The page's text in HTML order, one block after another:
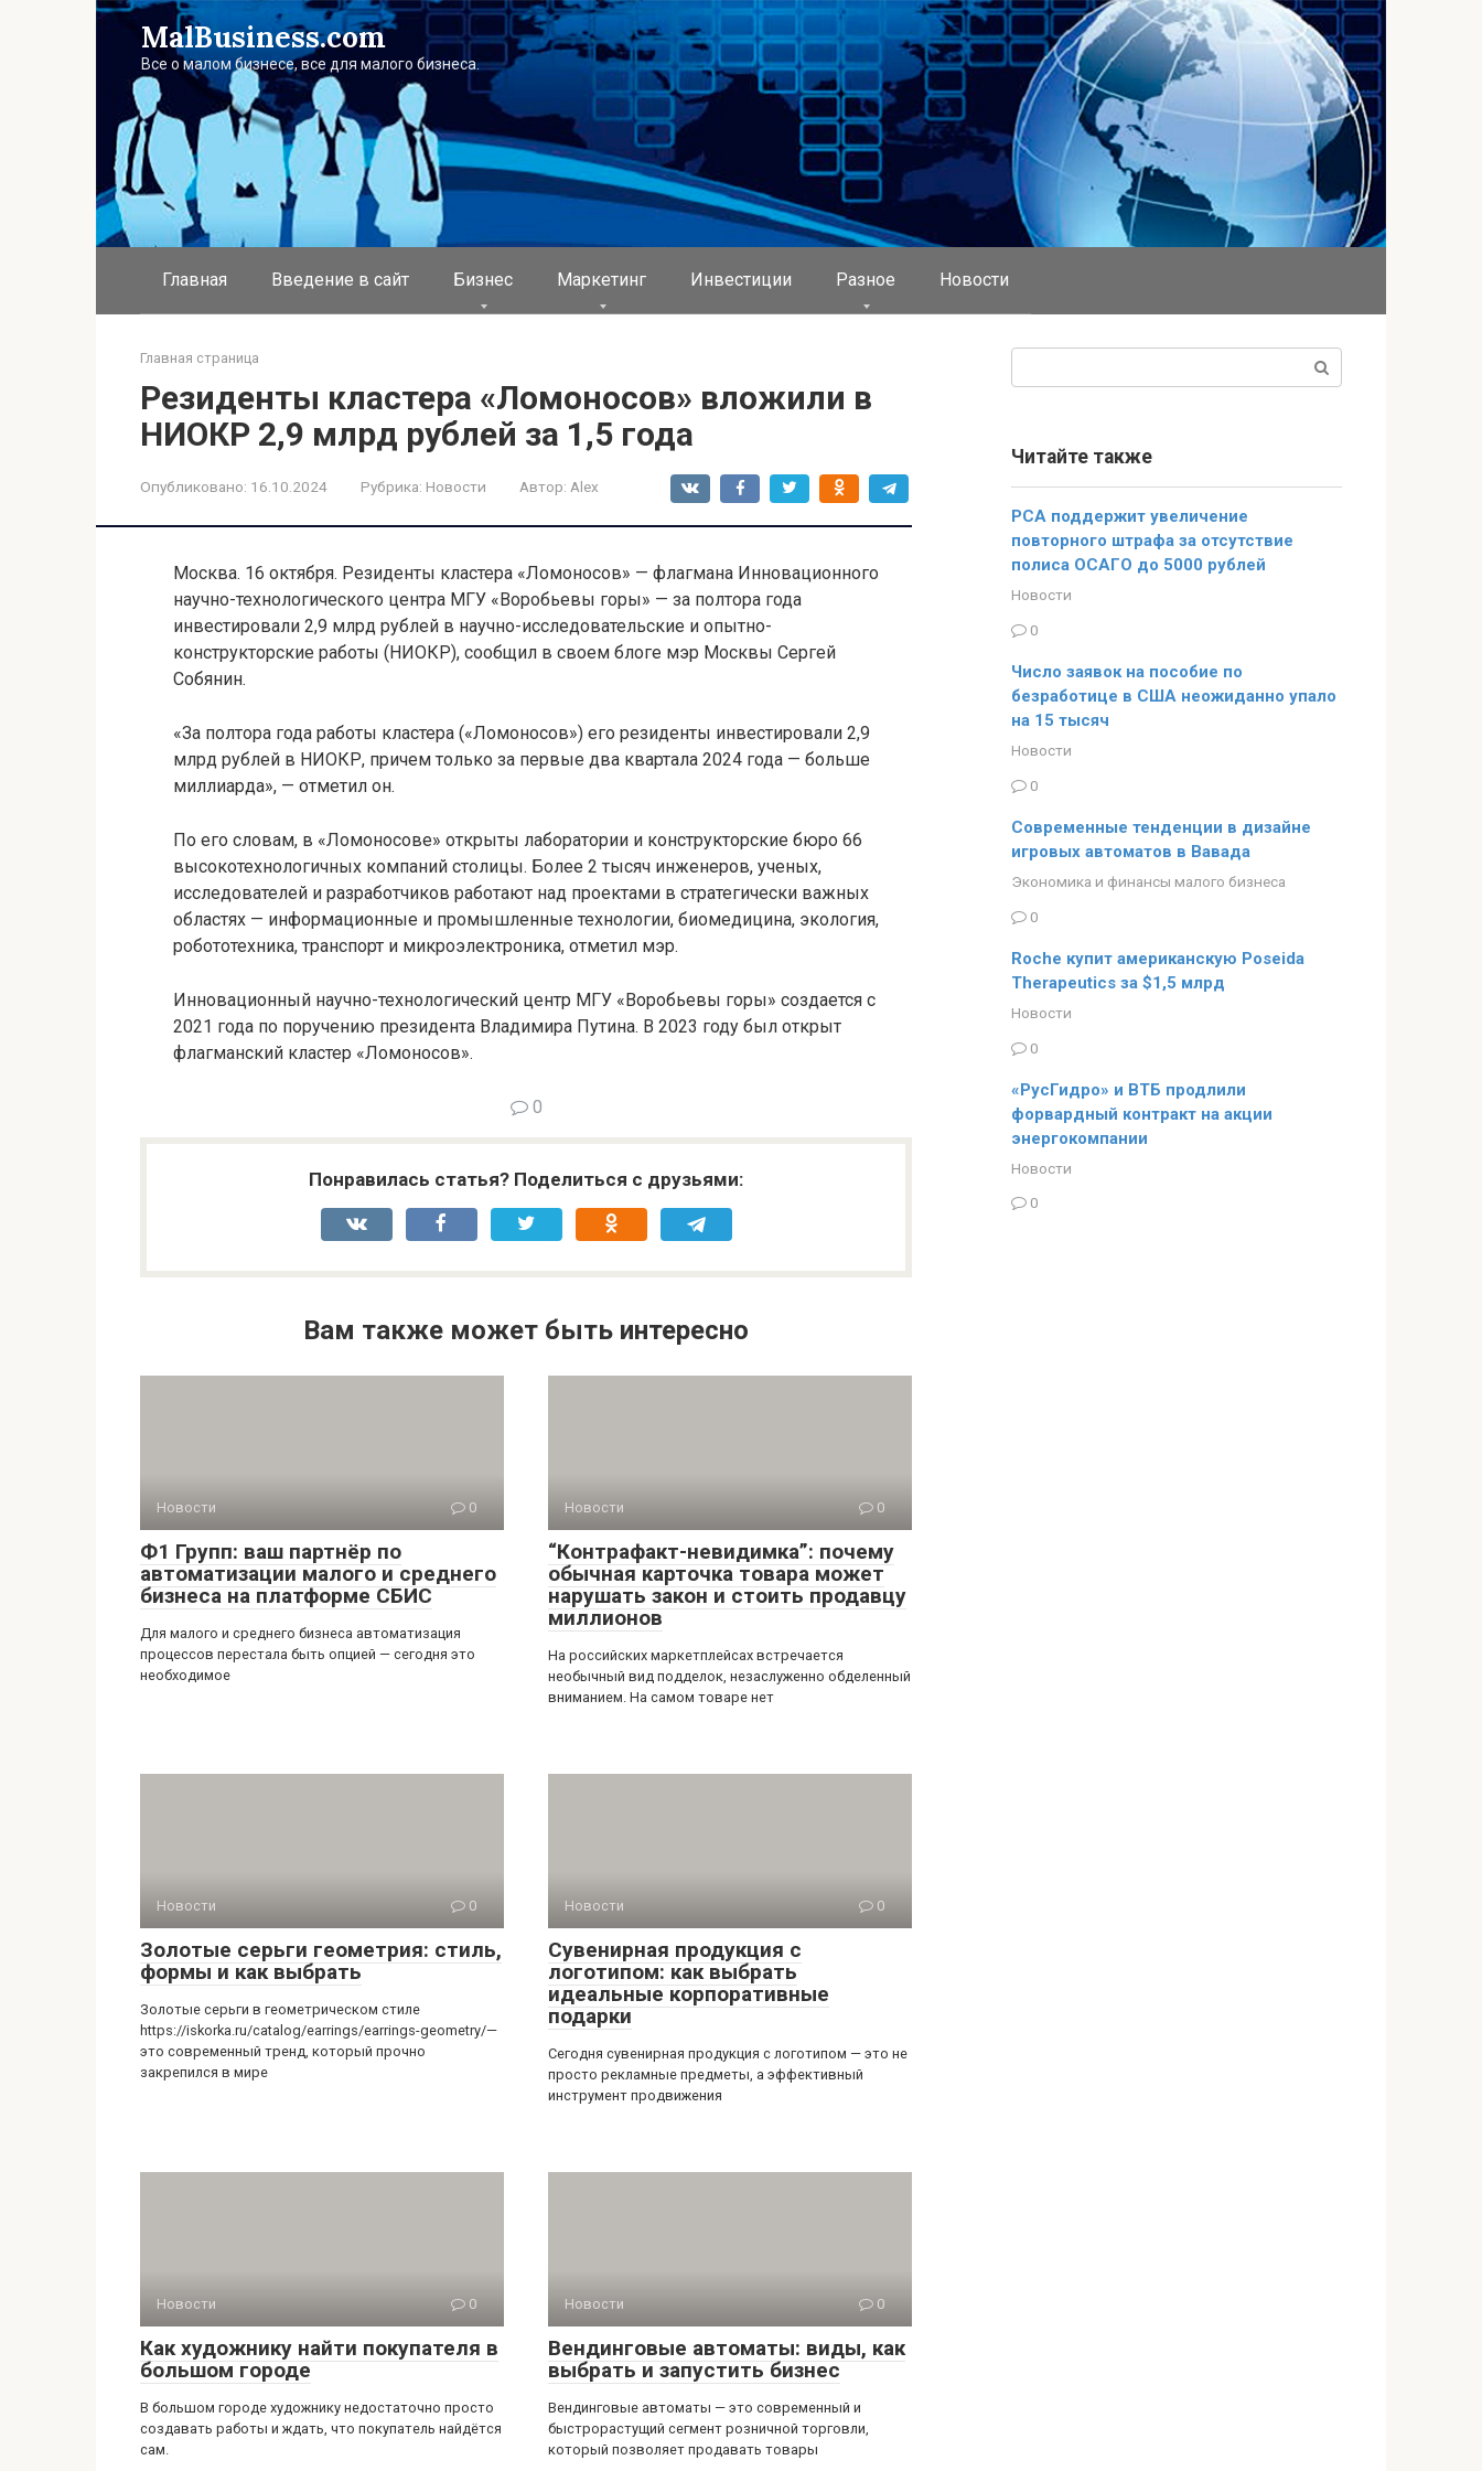
MalBusiness.com
Все о малом бизнесе, все для малого бизнеса.
Главная Введение в сайт Бизнес Маркетинг Инвестиции Разное Новости
Главная страница
Резиденты кластера «Ломоносов» вложили в
НИОКР 2,9 млрд рублей за 1,5 года
Опубликовано: 16.10.2024 Рубрика: Новости Автор: Alex
Москва. 16 октября. Резиденты кластера «Ломоносов» — флагмана Инновационного
научно-технологического центра МГУ «Воробьевы горы» — за полтора года
инвестировали 2,9 млрд рублей в научно-исследовательские и опытно-
конструкторские работы (НИОКР), сообщил в своем блоге мэр Москвы Сергей
Собянин.
«За полтора года работы кластера («Ломоносов») его резиденты инвестировали 2,9
млрд рублей в НИОКР, причем только за первые два квартала 2024 года — больше
миллиарда», — отметил он.
По его словам, в «Ломоносове» открыты лаборатории и конструкторские бюро 66
высокотехнологичных компаний столицы. Более 2 тысяч инженеров, ученых,
исследователей и разработчиков работают над проектами в стратегически важных
областях — информационные и промышленные технологии, биомедицина, экология,
робототехника, транспорт и микроэлектроника, отметил мэр.
Инновационный научно-технологический центр МГУ «Воробьевы горы» создается с
2021 года по поручению президента Владимира Путина. В 2023 году был открыт
флагманский кластер «Ломоносов».
0
Понравилась статья? Поделиться с друзьями:
Вам также может быть интересно
Новости 0
Ф1 Групп: ваш партнёр по
автоматизации малого и среднего
бизнеса на платформе СБИС
Для малого и среднего бизнеса автоматизация
процессов перестала быть опцией — сегодня это
необходимое
Новости 0
“Контрафакт-невидимка”: почему
обычная карточка товара может
нарушать закон и стоить продавцу
миллионов
На российских маркетплейсах встречается
необычный вид подделок, незаслуженно обделенный
вниманием. На самом товаре нет
Новости 0
Золотые серьги геометрия: стиль,
формы и как выбрать
Золотые серьги в геометрическом стиле
https://iskorka.ru/catalog/earrings/earrings-geometry/—
это современный тренд, который прочно
закрепился в мире
Новости 0
Сувенирная продукция с
логотипом: как выбрать
идеальные корпоративные
подарки
Сегодня сувенирная продукция с логотипом — это не
просто рекламные предметы, а эффективный
инструмент продвижения
Новости 0
Как художнику найти покупателя в
большом городе
В большом городе художнику недостаточно просто
создавать работы и ждать, что покупатель найдётся
сам.
Новости 0
Вендинговые автоматы: виды, как
выбрать и запустить бизнес
Вендинговые автоматы — это современный и
быстрорастущий сегмент розничной торговли,
который позволяет продавать товары
Читайте также
РСА поддержит увеличение
повторного штрафа за отсутствие
полиса ОСАГО до 5000 рублей
Новости
0
Число заявок на пособие по
безработице в США неожиданно упало
на 15 тысяч
Новости
0
Современные тенденции в дизайне
игровых автоматов в Вавада
Экономика и финансы малого бизнеса
0
Roche купит американскую Poseida
Therapeutics за $1,5 млрд
Новости
0
«РусГидро» и ВТБ продлили
форвардный контракт на акции
энергокомпании
Новости
0